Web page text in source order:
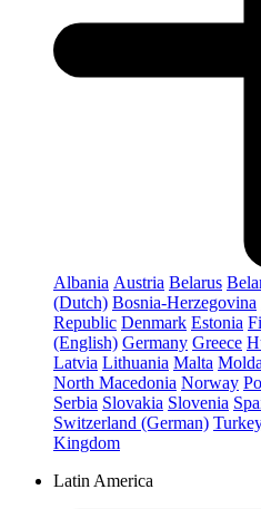
Albania Austria Belarus
(Dutch) Bosnia-Herzegovina
Republic Denmark Estonia
(English) Germany Greece
Latvia Lithuania Malta
North Macedonia Norway
Serbia Slovakia Slovenia
Switzerland (German)
Kingdom
Latin America